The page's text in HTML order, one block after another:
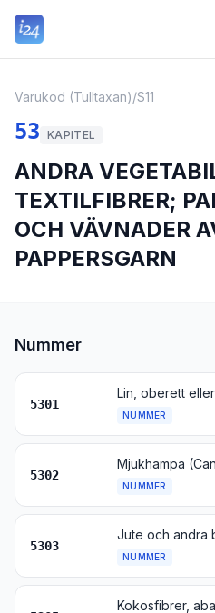
Varukod (Tulltaxan)/S11
53 KAPITEL
ANDRA
TEXTILFIBRER;
OCH VÄVNADER
PAPPERSGARN
Nummer
5301
NUMMER
5302
NUMMER
5303
NUMMER